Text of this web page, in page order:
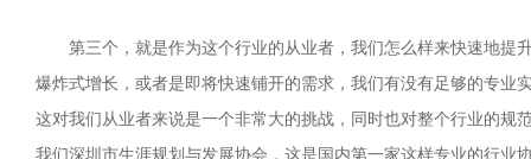
第三个，就是作为这个行业的从业者，我们怎么样来快速地提
爆炸式增长，或者是即将快速铺开的需求，我们有没有足够的专业
这对我们从业者来说是一个非常大的挑战，同时也对整个行业的规
我们深圳市生涯规划与发展协会，这是国内第一家这样专业的行业